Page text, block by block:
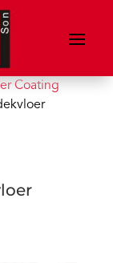
Coating